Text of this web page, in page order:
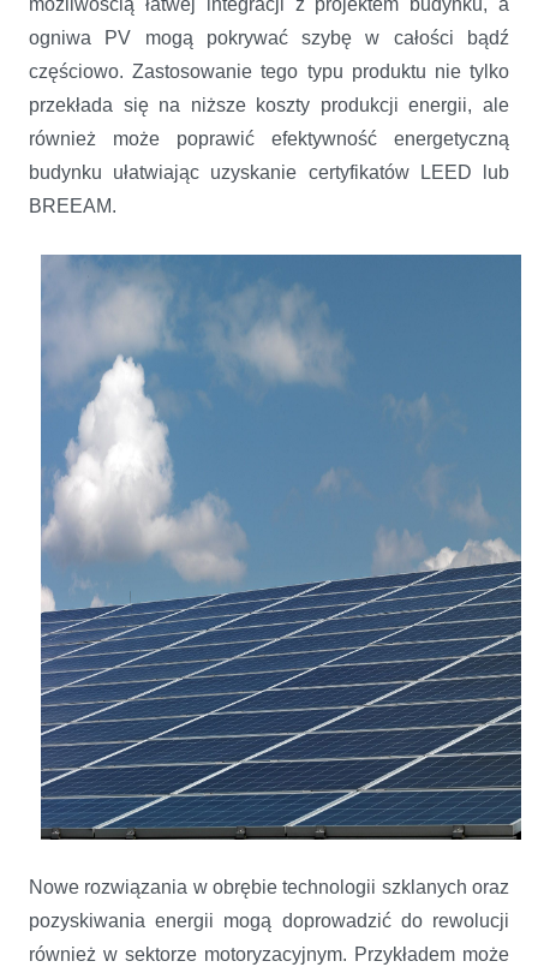
ogniwa PV mogą pokrywać szybę w całości bądź
częściowo. Zastosowanie tego typu produktu nie tylko
przekłada się na niższe koszty produkcji energii, ale
również może poprawić efektywność energetyczną
budynku ułatwiając uzyskanie certyfikatów LEED lub
BREEAM.
Nowe rozwiązania w obrębie technologii szklanych oraz
pozyskiwania energii mogą doprowadzić do rewolucji
również w sektorze motoryzacyjnym. Przykładem może